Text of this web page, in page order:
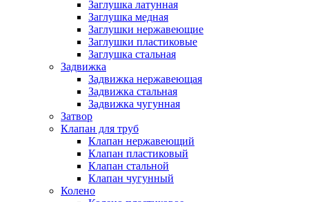
Заглушка латунная
Заглушка медная
Заглушки нержавеющие
Заглушки пластиковые
Заглушка стальная
Задвижка
Задвижка нержавеющая
Задвижка стальная
Задвижка чугунная
Затвор
Клапан для труб
Клапан нержавеющий
Клапан пластиковый
Клапан стальной
Клапан чугунный
Колено